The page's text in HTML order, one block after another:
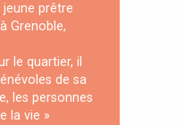
jeune prêtre
Grenoble,
le quartier, il
de sa
les personnes
la vie »